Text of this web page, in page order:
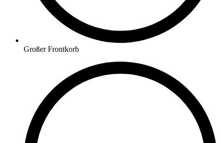
Großer Frontkorb